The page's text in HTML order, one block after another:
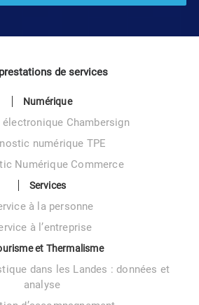
de services
Numérique
électronique Chambersign
numérique TPE
Numérique Commerce
Services
à la personne
à l’entreprise
et Thermalisme
dans les Landes : données et
analyse